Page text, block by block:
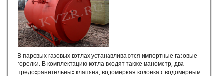
Промышленный газовый парогенератор
Отечественные газовые котлы
Монтаж и пуско-наладка
Наладка котельного оборудования
Пуско-наладка котельного оборудования
Пуско-наладка котельных
В паровых газовых котлах устанавливаются импортные газовые
горелки. В комплектацию котла входят также манометр, два
предохранительных клапана, водомерная колонка с водомерным